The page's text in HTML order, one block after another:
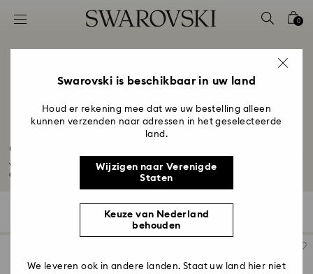
Lijst met toegangscodes
2 - Voettekst
4 - Zoekresultaten
0
Cadeaus voor een 15-jarig huwelijksjubileum
Vier uw 15-jarig huwelijksjubileum met onze prachtige selectie cadeaus.
Ontdek...
Filter
Filter
Swarovski is beschikbaar in uw land
Houd er rekening mee dat we uw bestelling alleen
kunnen verzenden naar adressen in het geselecteerde
land.
Wijzigen naar Verenigde
Staten
Keuze van Nederland
behouden
We leveren ook in andere landen. Staat uw land hier niet